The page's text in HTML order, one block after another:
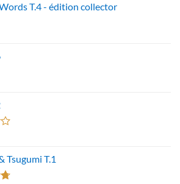
T.4 - édition collector
Tsugumi T.1